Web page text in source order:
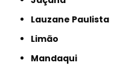
Lauzane Paulista
Limão
Mandaqui